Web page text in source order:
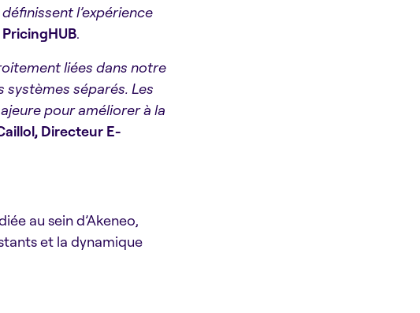
l’expérience
.
liées dans notre
systèmes séparés. Les
pour améliorer à la
Directeur E-
au sein d’Akeneo,
et la dynamique